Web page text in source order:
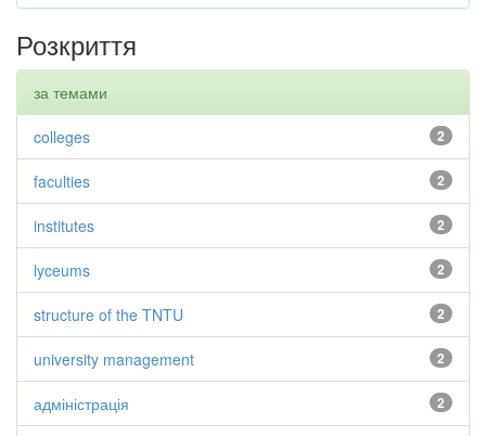
Розкриття
за темами
2
colleges
2
faculties
2
institutes
2
lyceums
2
structure of the TNTU
2
university management
2
адміністрація